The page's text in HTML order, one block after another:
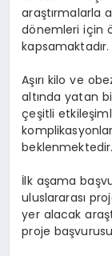
araştırmalarla
dönemleri için
kapsamaktadır.
Aşırı kilo ve
altında yatan
çeşitli
beklenmektedir.
İlk aşama
uluslararası
yer alacak
proje